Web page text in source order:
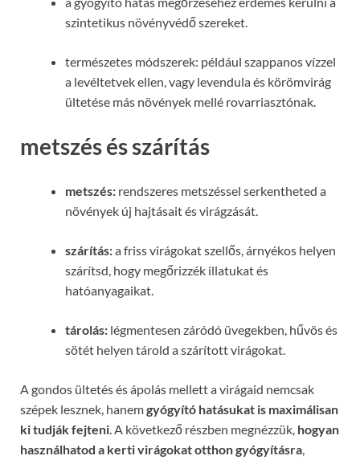
szintetikus növényvédő szereket.
természetes módszerek: például szappanos vízzel
a levéltetvek ellen, vagy levendula és körömvirág
ültetése más növények mellé rovarriasztónak.
metszés és szárítás
metszés: rendszeres metszéssel serkentheted a
növények új hajtásait és virágzását.
szárítás:a friss virágokat szellős, árnyékos helyen
szárítsd, hogy megőrizzék illatukat és
hatóanyagaikat.
tárolás: légmentesen záródó üvegekben, hűvös és
sötét helyen tárold a szárított virágokat.
A gondos ültetés és ápolás mellett a virágaid nemcsak
szépek lesznek, hanemgyógyító hatásukat is maximálisan
ki tudják fejteni. A következő részben megnézzük, hogyan
használhatod a kerti virágokat otthon gyógyításra,